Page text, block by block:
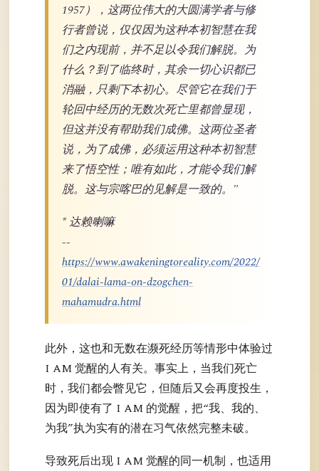
1957），这两位伟大的大圆满学者与修
行者曾说，仅仅因为这种本初智慧在我
们之内现前，并不足以令我们解脱。为
什么？到了临终时，其余一切心识都已
消融，只剩下本初心。尽管它在我们于
轮回中经历的无数次死亡里都曾显现，
但这并没有帮助我们成佛。这两位圣者
说，为了成佛，必须运用这种本初智慧
来了悟空性；唯有如此，才能令我们解
脱。这与宗喀巴的见解是一致的。"
* 达赖喇嘛
--
https://www.awakeningtoreality.com/2022/
01/dalai-lama-on-dzogchen-
mahamudra.html
此外，这也和无数在濒死经历等情形中体验过
I AM 觉醒的人有关。事实上，当我们死亡
时，我们都会瞥见它，但随后又会再度投生，
因为即使有了 I AM 的觉醒，把“我、我的、
为我”执为实有的潜在习气依然完整未破。
导致死后出现 I AM 觉醒的同一机制，也适用